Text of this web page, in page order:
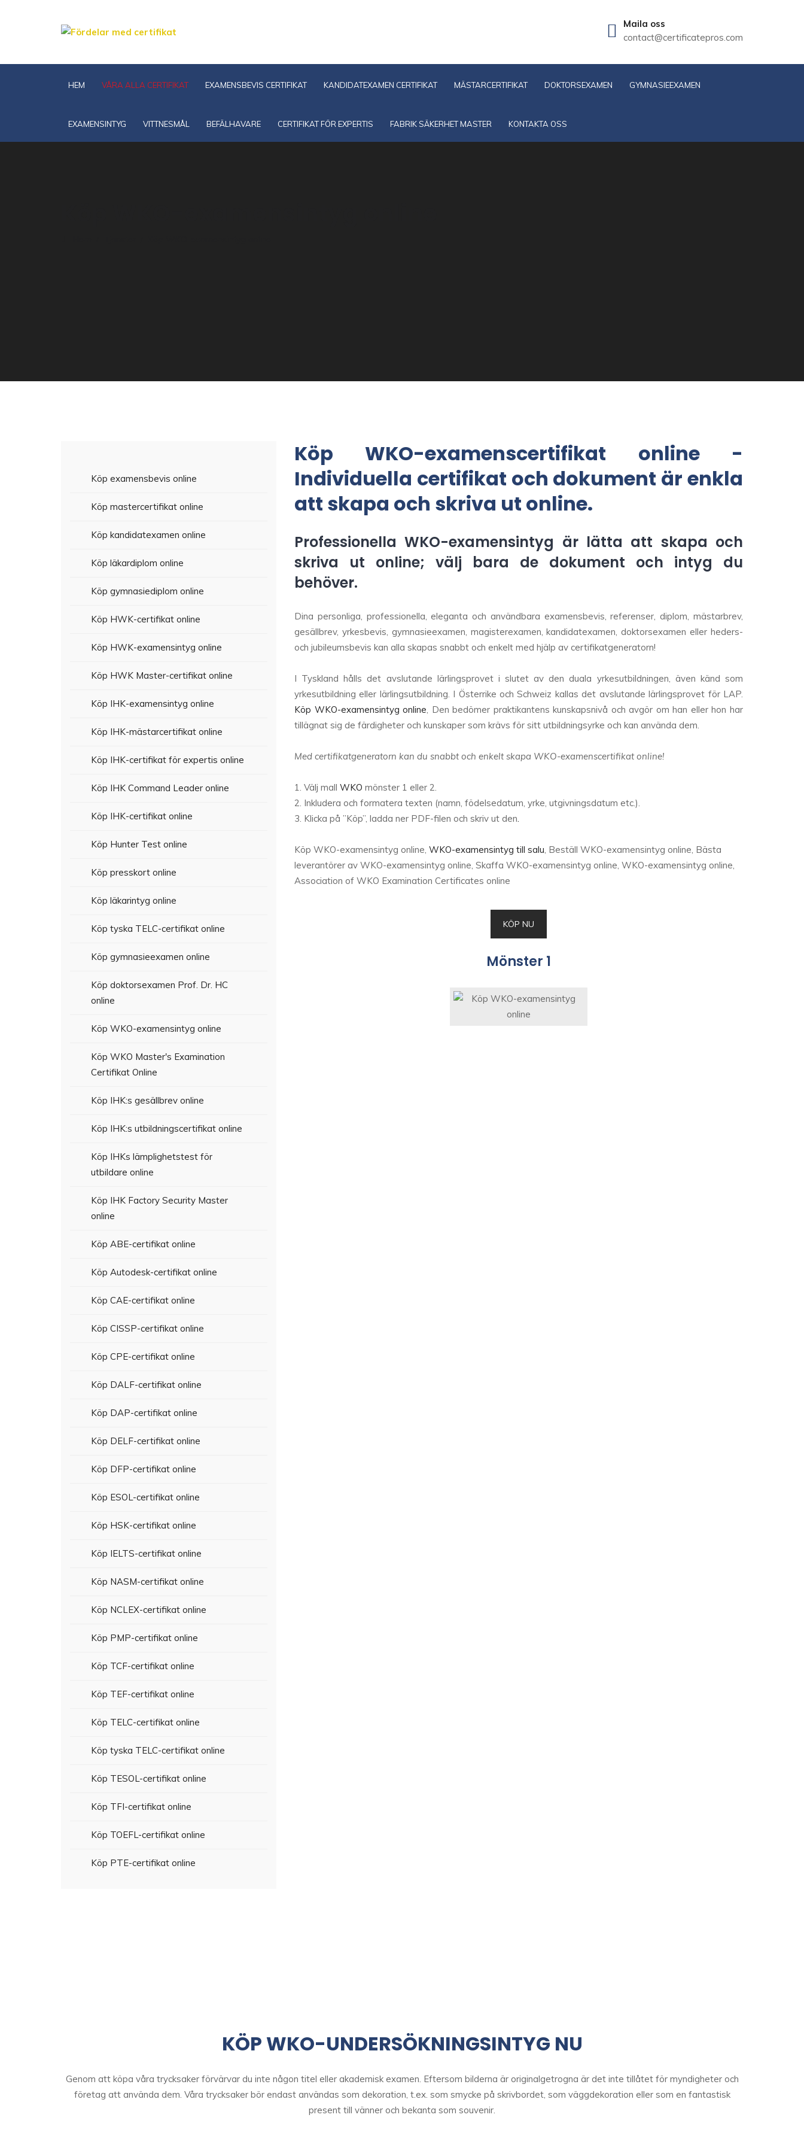
Maila oss
contact@certificatepros.com
HEM VÅRA ALLA CERTIFIKAT EXAMENSBEVIS CERTIFIKAT KANDIDATEXAMEN CERTIFIKAT MÄSTARCERTIFIKAT DOKTORSEXAMEN GYMNASIEEXAMEN
EXAMENSINTYG VITTNESMÅL BEFÄLHAVARE CERTIFIKAT FÖR EXPERTIS FABRIK SÄKERHET MASTER KONTAKTA OSS
Köp examensbevis online
Köp mastercertifikat online
Köp kandidatexamen online
Köp läkardiplom online
Köp gymnasiediplom online
Köp HWK-certifikat online
Köp HWK-examensintyg online
Köp HWK Master-certifikat online
Köp IHK-examensintyg online
Köp IHK-mästarcertifikat online
Köp IHK-certifikat för expertis online
Köp IHK Command Leader online
Köp IHK-certifikat online
Köp Hunter Test online
Köp presskort online
Köp läkarintyg online
Köp tyska TELC-certifikat online
Köp gymnasieexamen online
Köp doktorsexamen Prof. Dr. HC
online
Köp WKO-examensintyg online
Köp WKO Master's Examination
Certifikat Online
Köp IHK:s gesällbrev online
Köp IHK:s utbildningscertifikat online
Köp IHKs lämplighetstest för
utbildare online
Köp IHK Factory Security Master
online
Köp ABE-certifikat online
Köp Autodesk-certifikat online
Köp CAE-certifikat online
Köp CISSP-certifikat online
Köp CPE-certifikat online
Köp DALF-certifikat online
Köp DAP-certifikat online
Köp DELF-certifikat online
Köp DFP-certifikat online
Köp ESOL-certifikat online
Köp HSK-certifikat online
Köp IELTS-certifikat online
Köp NASM-certifikat online
Köp NCLEX-certifikat online
Köp PMP-certifikat online
Köp TCF-certifikat online
Köp TEF-certifikat online
Köp TELC-certifikat online
Köp tyska TELC-certifikat online
Köp TESOL-certifikat online
Köp TFI-certifikat online
Köp TOEFL-certifikat online
Köp PTE-certifikat online
Köp WKO-examenscertifikat online -
Individuella certifikat och dokument är enkla
att skapa och skriva ut online.
Professionella WKO-examensintyg är lätta att skapa och
skriva ut online; välj bara de dokument och intyg du
behöver.
Dina personliga, professionella, eleganta och användbara examensbevis, referenser, diplom, mästarbrev,
gesällbrev, yrkesbevis, gymnasieexamen, magisterexamen, kandidatexamen, doktorsexamen eller heders-
och jubileumsbevis kan alla skapas snabbt och enkelt med hjälp av certifikatgeneratorn!
I Tyskland hålls det avslutande lärlingsprovet i slutet av den duala yrkesutbildningen, även känd som
yrkesutbildning eller lärlingsutbildning. I Österrike och Schweiz kallas det avslutande lärlingsprovet för LAP.
Köp WKO-examensintyg online, Den bedömer praktikantens kunskapsnivå och avgör om han eller hon har
tillägnat sig de färdigheter och kunskaper som krävs för sitt utbildningsyrke och kan använda dem.
Med certifikatgeneratorn kan du snabbt och enkelt skapa WKO-examenscertifikat online!
1. Välj mall WKO mönster 1 eller 2.
2. Inkludera och formatera texten (namn, födelsedatum, yrke, utgivningsdatum etc.).
3. Klicka på ”Köp”, ladda ner PDF-filen och skriv ut den.
Köp WKO-examensintyg online, WKO-examensintyg till salu, Beställ WKO-examensintyg online, Bästa
leverantörer av WKO-examensintyg online, Skaffa WKO-examensintyg online, WKO-examensintyg online,
Association of WKO Examination Certificates online
KÖP NU
Mönster 1
KÖP WKO-UNDERSÖKNINGSINTYG NU
Genom att köpa våra trycksaker förvärvar du inte någon titel eller akademisk examen. Eftersom bilderna är originalgetrogna är det inte tillåtet för myndigheter och
företag att använda dem. Våra trycksaker bör endast användas som dekoration, t.ex. som smycke på skrivbordet, som väggdekoration eller som en fantastisk
present till vänner och bekanta som souvenir.